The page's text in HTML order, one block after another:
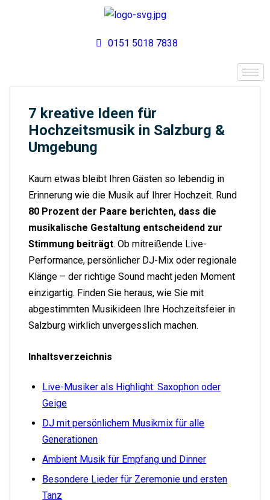
0151 5018 7838
7 kreative Ideen für
Hochzeitsmusik in Salzburg &
Umgebung
Kaum etwas bleibt Ihren Gästen so lebendig in
Erinnerung wie die Musik auf Ihrer Hochzeit. Rund
80 Prozent der Paare berichten, dass die
musikalische Gestaltung entscheidend zur
Stimmung beiträgt. Ob mitreißende Live-
Performance, persönlicher DJ-Mix oder regionale
Klänge – der richtige Sound macht jeden Moment
einzigartig. Finden Sie heraus, wie Sie mit
abgestimmten Musikideen Ihre Hochzeitsfeier in
Salzburg wirklich unvergesslich machen.
Inhaltsverzeichnis
Live-Musiker als Highlight: Saxophon oder
Geige
DJ mit persönlichem Musikmix für alle
Generationen
Ambient Musik für Empfang und Dinner
Besondere Lieder für Zeremonie und ersten
Tanz